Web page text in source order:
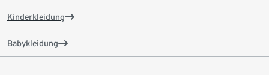
Kinderkleidung
Babykleidung